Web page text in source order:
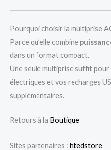
Pourquoi choisir la multiprise
Parce qu’elle combine
dans un format compact.
Une seule multiprise suffit
électriques et vos recharges
supplémentaires.
Retours à la Boutique
Sites partenaires : htedstore